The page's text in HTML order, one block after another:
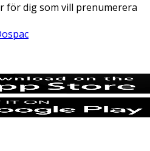
för dig som vill prenumerera